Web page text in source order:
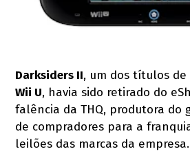
Darksiders II, um dos títulos
Wii U, havia sido retirado do
falência da THQ, produtora do
de compradores para a
leilões das marcas da empresa.